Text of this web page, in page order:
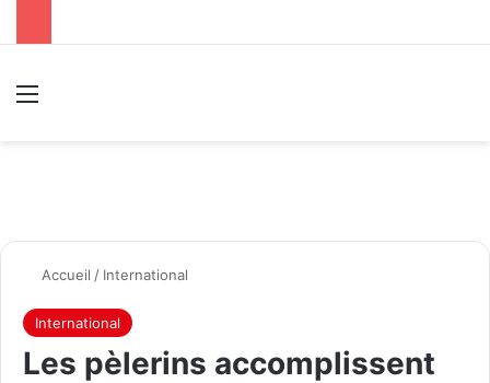
Accueil / International
International
Les pèlerins accomplissent